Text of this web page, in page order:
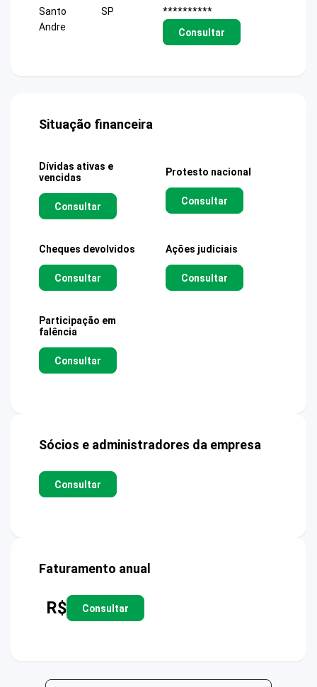
Santo
Andre
SP
**********
Consultar
Situação financeira
Dívidas ativas e
vencidas
Consultar
Protesto nacional
Consultar
Cheques devolvidos
Consultar
Ações judiciais
Consultar
Participação em
falência
Consultar
Sócios e administradores da empresa
Consultar
Faturamento anual
R$ Consultar